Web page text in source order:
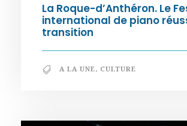
La Roque-d’Anthéron. Le
international de piano
transition
A LA UNE, CULTURE